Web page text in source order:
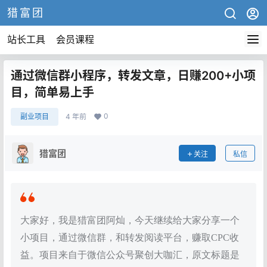
猎富团
站长工具 会员课程
通过微信群小程序，转发文章，日赚200+小项
目，简单易上手
副业项目 4 年前 0
猎富团 关注 私信
大家好，我是猎富团阿灿，今天继续给大家分享一个
小项目，通过微信群，和转发阅读平台，赚取CPC收
益。项目来自于微信公众号聚创大咖汇，原文标题是